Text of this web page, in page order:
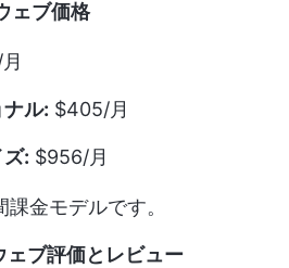
ェブ価格
ル: $405/月
: $956/月
金モデルです。
ブ評価とレビュー